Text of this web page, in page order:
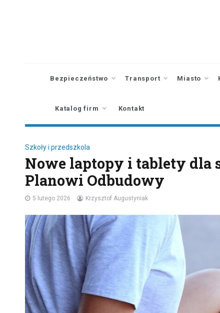
Bezpieczeństwo Transport Miasto
Katalog firm Kontakt
Szkoły i przedszkola
Nowe laptopy i tablety dla
Planowi Odbudowy
5 lutego 2026 Krzysztof Augustyniak